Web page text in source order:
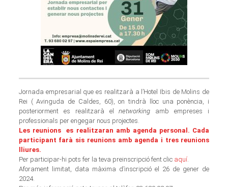
Jornada empresarial que es realitzarà a l’Hotel Ibis de Molins de
Rei ( Avinguda de Caldes, 60), on tindrà lloc una ponència, i
posteriorment es realitzarà elnetworking amb empreses i
professionals per engegar nous projectes.
Les reunions es realitzaran amb agenda personal. Cada
participant farà sis reunions amb agenda i tres reunions
lliures.
Per participar-hi pots fer la teva preinscripció fent clic aquí.
Aforament limitat, data màxima d’inscripció el 26 de gener de
2024.